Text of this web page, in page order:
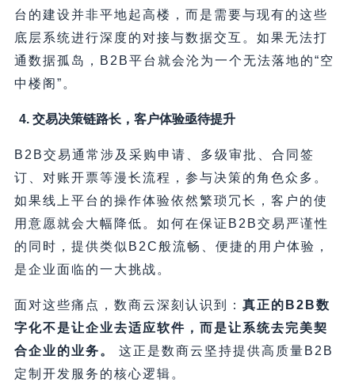
台的建设并非平地起高楼，而是需要与现有的这些
底层系统进行深度的对接与数据交互。如果无法打
通数据孤岛，B2B平台就会沦为一个无法落地的“空
中楼阁”。
4. 交易决策链路长，客户体验亟待提升
B2B交易通常涉及采购申请、多级审批、合同签
订、对账开票等漫长流程，参与决策的角色众多。
如果线上平台的操作体验依然繁琐冗长，客户的使
用意愿就会大幅降低。如何在保证B2B交易严谨性
的同时，提供类似B2C般流畅、便捷的用户体验，
是企业面临的一大挑战。
面对这些痛点，数商云深刻认识到： 真正的B2B数
字化不是让企业去适应软件，而是让系统去完美契
合企业的业务。
这正是数商云坚持提供高质量B2B
定制开发服务的核心逻辑。